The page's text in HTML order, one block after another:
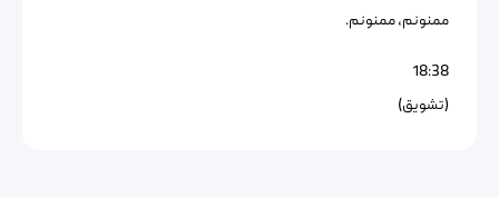
ممنونم، ممنونم.
18:38
(تشویق)